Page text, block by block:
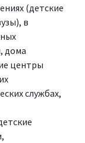
(детские
в
дома
центры
службах,